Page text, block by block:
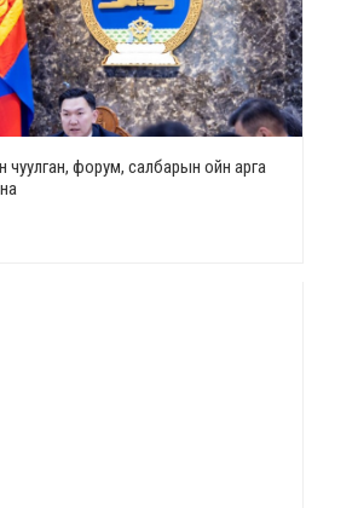
чуулган, форум, салбарын ойн арга